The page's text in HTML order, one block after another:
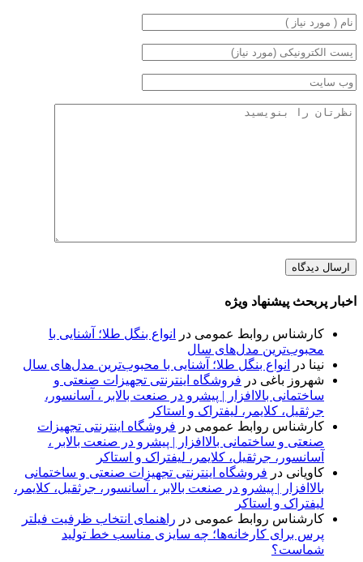
اخبار پربحث پیشنهاد ویژه
کارشناس روابط عمومی در
انواع بنگل طلا؛ آشنایی با
محبوب‌ترین مدل‌های سال
نینا در
انواع بنگل طلا؛ آشنایی با محبوب‌ترین مدل‌های سال
شهروز باغی در فروشگاه اینترنتی تجهیزات صنعتی و
ساختمانی بالاافزار | پیشرو در صنعت بالابر ، آسانسور،
جرثقیل، کلایمر، لیفتراک و استاکر
کارشناس روابط عمومی در فروشگاه اینترنتی تجهیزات
صنعتی و ساختمانی بالاافزار | پیشرو در صنعت بالابر ،
آسانسور، جرثقیل، کلایمر، لیفتراک و استاکر
کاویانی در فروشگاه اینترنتی تجهیزات صنعتی و ساختمانی
بالاافزار | پیشرو در صنعت بالابر ، آسانسور، جرثقیل، کلایمر،
لیفتراک و استاکر
کارشناس روابط عمومی در راهنمای انتخاب ظرفیت فیلتر
پرس برای کارخانه‌ها؛ چه سایزی مناسب خط تولید
شماست؟